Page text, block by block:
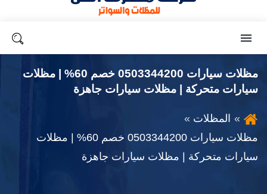
مظلات سيارات 0503344200 خصم 60% | مظلات
سيارات متحركة | مظلات سيارات جاهزة
المظلات
مظلات سيارات 0503344200 خصم 60% | مظلات
سيارات متحركة | مظلات سيارات جاهزة